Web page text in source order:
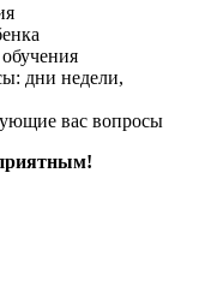
дни недели,
вас вопросы